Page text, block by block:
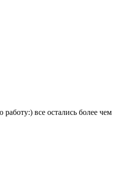
все остались более чем